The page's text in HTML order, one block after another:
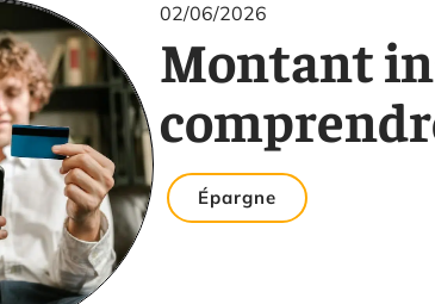
02/06/2026
Montant
Épargne